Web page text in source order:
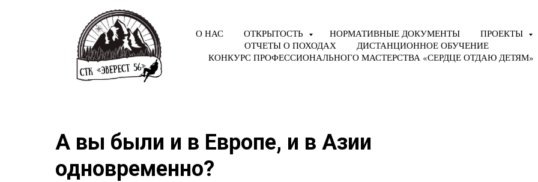
О НАС ОТКРЫТОСТЬ НОРМАТИВНЫЕ ДОКУМЕНТЫ
ПРОЕКТЫ
ОТЧЕТЫ О ПОХОДАХ
ДИСТАНЦИОННОЕ ОБУЧЕНИЕ
КОНКУРС ПРОФЕССИОНАЛЬНОГО МАСТЕРСТВА «СЕРДЦЕ ОТДАЮ ДЕТЯМ»
А вы были и в Европе, и в Азии
одновременно?